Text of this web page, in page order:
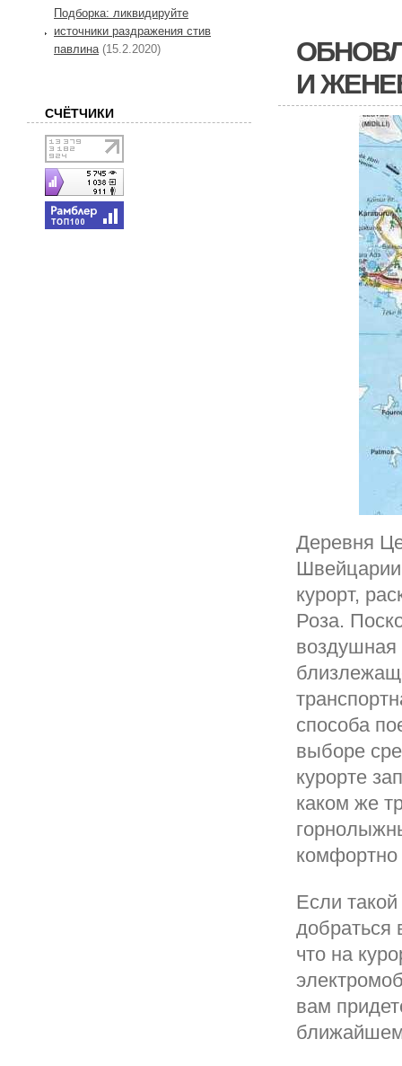
И
Деревня
курорт,
Роза.
воздушная
способа
выборе
курорте
каком же
комфортно
Если
добраться
что на
вам
Подборка: ликвидируйте
источники раздражения стив
павлина (15.2.2020)
СЧЁТЧИКИ